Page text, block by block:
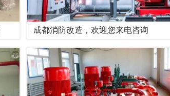
成都消防改造，欢迎您来电咨询